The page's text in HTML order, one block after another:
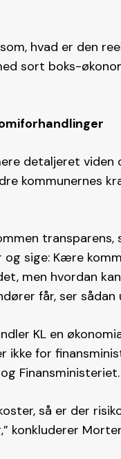
hvad er den
sort boks-
detaljeret
kommunernes
transparens,
sige: Kære
men hvordan
får, ser
KL en
ikke for
Finansministeriet.
så er der
konkluderer